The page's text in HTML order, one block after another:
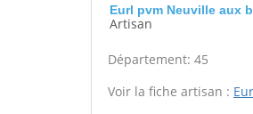
Eurl pvm Neuville aux
Artisan
Département: 45
Voir la fiche artisan :